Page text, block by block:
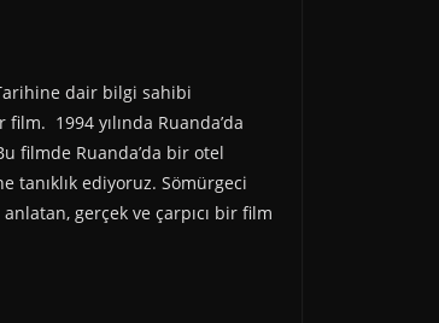
dair bilgi sahibi
1994 yılında Ruanda’da
filmde Ruanda’da bir otel
tanıklık ediyoruz. Sömürgeci
gerçek ve çarpıcı bir film